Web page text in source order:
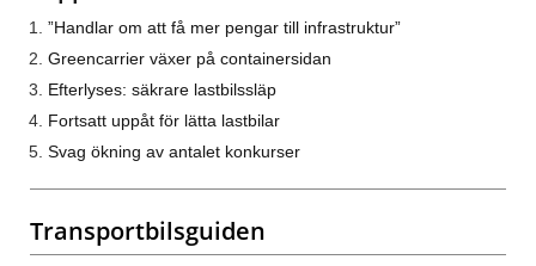
”Handlar om att få mer pengar till infrastruktur”
Greencarrier växer på containersidan
Efterlyses: säkrare lastbilssläp
Fortsatt uppåt för lätta lastbilar
Svag ökning av antalet konkurser
Transportbilsguiden